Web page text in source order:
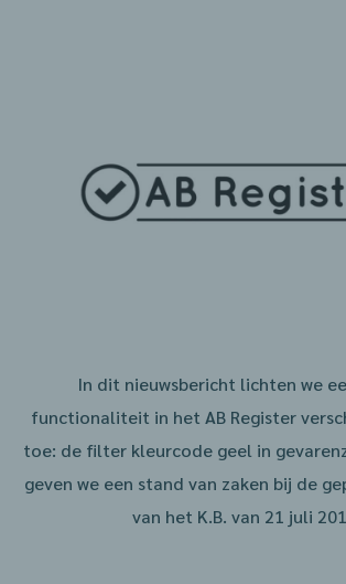
In dit nieuwsbericht lichten we
functionaliteit in het AB Register
toe: de filter kleurcode geel in
geven we een stand van zaken bij de
van het K.B. van 21 juli